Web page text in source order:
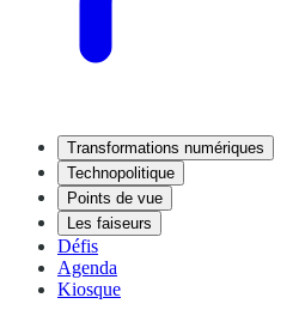
Transformations numériques
Technopolitique
Points de vue
Les faiseurs
Défis
Agenda
Kiosque